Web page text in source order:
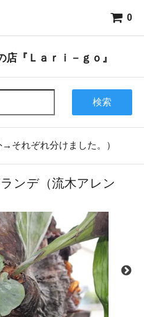
0
『Ｌａｒｉ－ｇｏ』
検索
それぞれ分けました。）
ンデ（流木アレン